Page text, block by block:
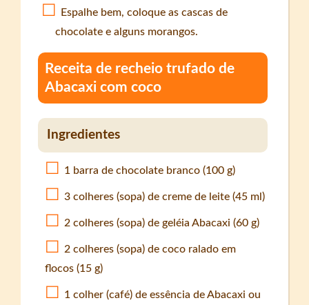
Espalhe bem, coloque as cascas de
chocolate e alguns morangos.
Receita de recheio trufado de
Abacaxi com coco
Ingredientes
1 barra de chocolate branco (100 g)
3 colheres (sopa) de creme de leite (45 ml)
2 colheres (sopa) de geléia Abacaxi (60 g)
2 colheres (sopa) de coco ralado em
flocos (15 g)
1 colher (café) de essência de Abacaxi ou